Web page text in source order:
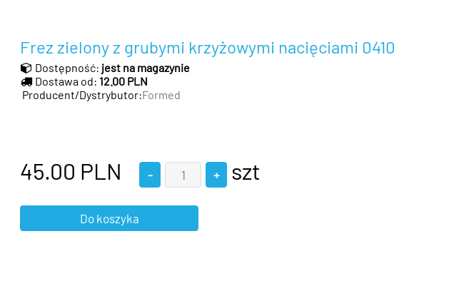
Frez zielony z grubymi krzyżowymi nacięciami 0410
Dostępność: jest na magazynie
Dostawa od: 12.00 PLN
Producent/Dystrybutor:Formed
45.00 PLN szt